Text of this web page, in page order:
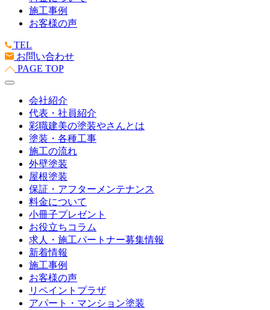
施工事例
お客様の声
TEL
お問い合わせ
PAGE TOP
会社紹介
代表・社員紹介
彩職建美の塗装やさんとは
塗装・各種工事
施工の流れ
外壁塗装
屋根塗装
保証・アフターメンテナンス
料金について
小冊子プレゼント
お役立ちコラム
求人・施工パートナー募集情報
新着情報
施工事例
お客様の声
リペイントプラザ
アパート・マンション塗装